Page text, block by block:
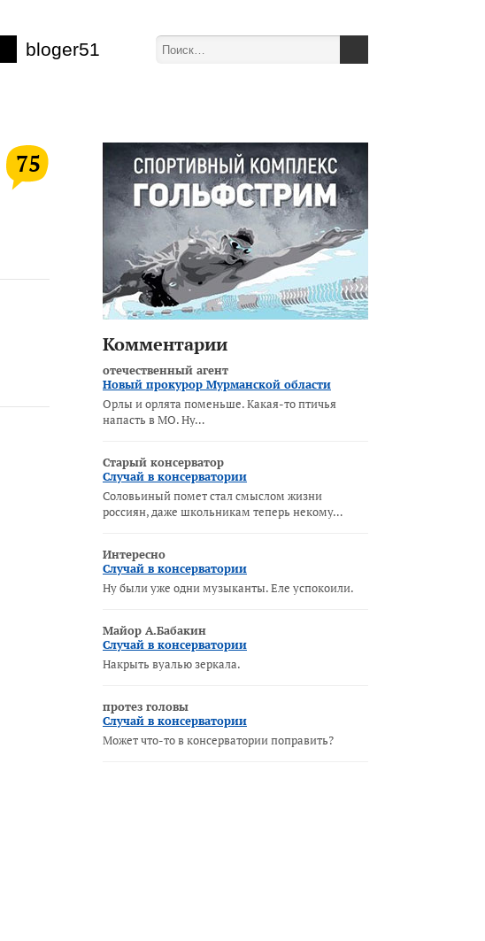
bloger51
75
Комментарии
отечественный агент
Новый прокурор Мурманской области
Орлы и орлята поменьше. Какая-то птичья
напасть в МО. Ну…
Старый консерватор
Случай в консерватории
Соловьиный помет стал смыслом жизни
россиян, даже школьникам теперь некому…
Интересно
Случай в консерватории
Ну были уже одни музыканты. Еле успокоили.
Майор А.Бабакин
Случай в консерватории
Накрыть вуалью зеркала.
протез головы
Случай в консерватории
Может что-то в консерватории поправить?